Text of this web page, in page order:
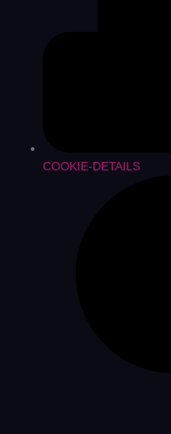
COOKIE-DETAILS